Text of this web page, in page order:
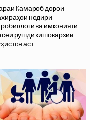
Камароб дорои
нодири
ва имконияти
рушди кишоварзии
аст